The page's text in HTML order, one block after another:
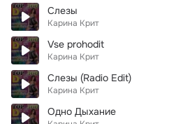
Слезы
Карина Крит
Vse prohodit
Карина Крит
Слезы (Radio Edit)
Карина Крит
Одно Дыхание